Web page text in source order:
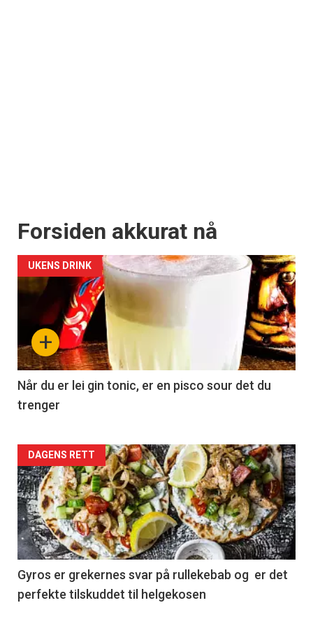
Forsiden akkurat nå
+
UKENS DRINK
Når du er lei gin tonic, er en pisco sour det du
trenger
Forsiden
akkurat
nå
-
2
DAGENS RETT
Gyros er grekernes svar på rullekebab og er det
perfekte tilskuddet til helgekosen